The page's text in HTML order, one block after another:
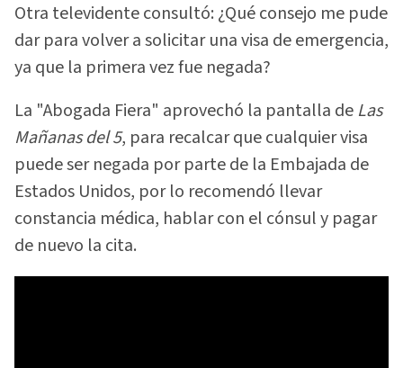
Otra televidente consultó: ¿Qué consejo me pude
dar para volver a solicitar una visa de emergencia,
ya que la primera vez fue negada?
La "Abogada Fiera" aprovechó la pantalla de Las
Mañanas del 5, para recalcar que cualquier visa
puede ser negada por parte de la Embajada de
Estados Unidos, por lo recomendó llevar
constancia médica, hablar con el cónsul y pagar
de nuevo la cita.